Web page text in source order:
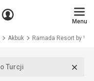
+48
Zaloguj
Menu
Akbuk Ramada Resort by
Turcji